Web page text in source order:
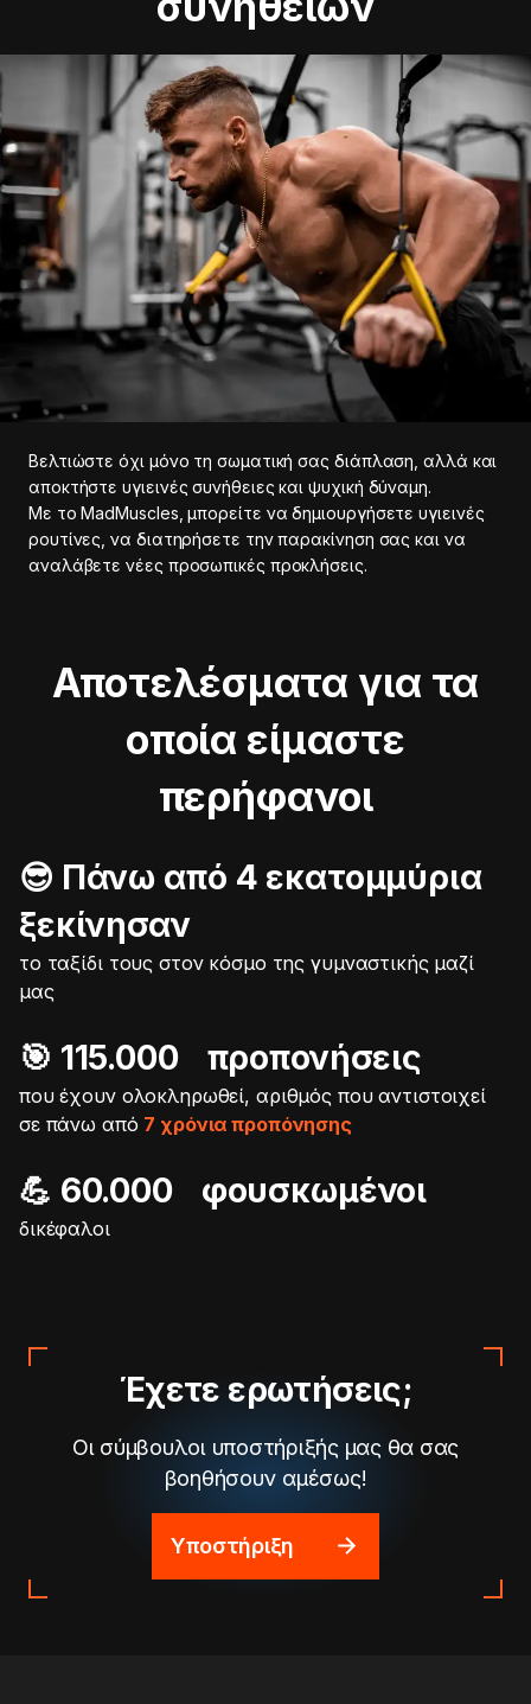
Βελτιώστε όχι μόνο τη σωματική σας διάπλαση, αλλά και
αποκτήστε υγιεινές συνήθειες και ψυχική δύναμη.
Με το MadMuscles, μπορείτε να δημιουργήσετε υγιεινές
ρουτίνες, να διατηρήσετε την παρακίνηση σας και να
αναλάβετε νέες προσωπικές προκλήσεις.
Αποτελέσματα για τα
οποία είμαστε
περήφανοι
😎 Πάνω από 4 εκατομμύρια
ξεκίνησαν
το ταξίδι τους στον κόσμο της γυμναστικής μαζί
μας
🎯️ 115.000 προπονήσεις
που έχουν ολοκληρωθεί, αριθμός που αντιστοιχεί
σε πάνω από 7 χρόνια προπόνησης
💪 60.000 φουσκωμένοι
δικέφαλοι
Έχετε ερωτήσεις;
Οι σύμβουλοι υποστήριξής μας θα σας
βοηθήσουν αμέσως!
Υποστήριξη